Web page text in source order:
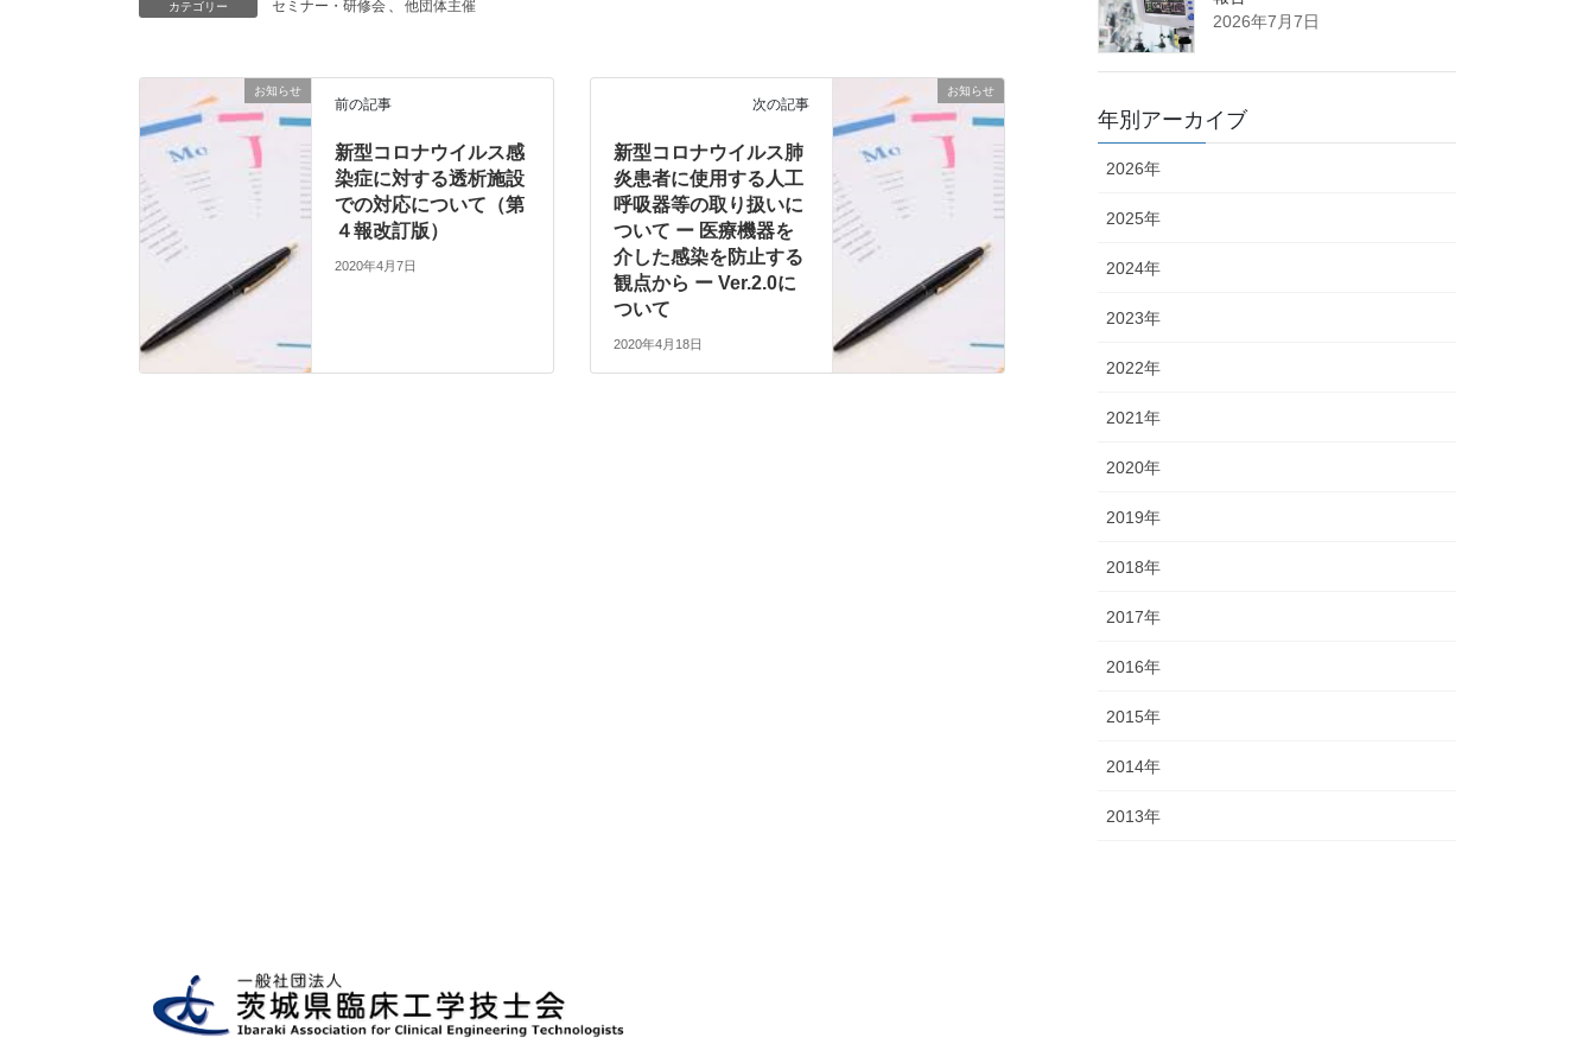
カテゴリー セミナー・研修会 、 他団体主催
お知らせ
前の記事
新型コロナウイルス感
染症に対する透析施設
での対応について（第
４報改訂版）
2020年4月7日
お知らせ
次の記事
新型コロナウイルス肺
炎患者に使⽤する⼈⼯
呼吸器等の取り扱いに
ついて ー 医療機器を
介した感染を防⽌する
観点から ー Ver.2.0に
ついて
2020年4月18日
2026年7月7日
年別アーカイブ
2026年
2025年
2024年
2023年
2022年
2021年
2020年
2019年
2018年
2017年
2016年
2015年
2014年
2013年